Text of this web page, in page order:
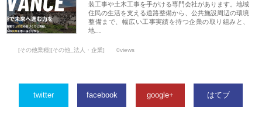
装工事や土木工事を手がける専門会社があります。地域
住民の生活を支える道路整備から、公共施設周辺の環境
整備まで、幅広い工事実績を持つ企業の取り組みと、
地…
[その他業種][その他_法人・企業] 0views
twitter facebook google+ はてブ